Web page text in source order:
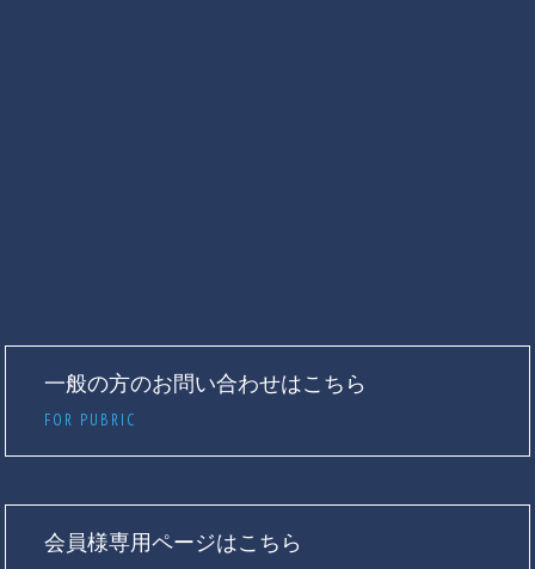
一般の方のお問い合わせはこちら
FOR PUBRIC
会員様専用ページはこちら